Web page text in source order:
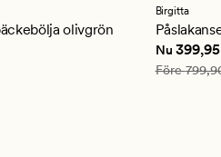
olivgrön
ett
betyg
på
4.5
Birgitta
Nu
Ordinarie
Före